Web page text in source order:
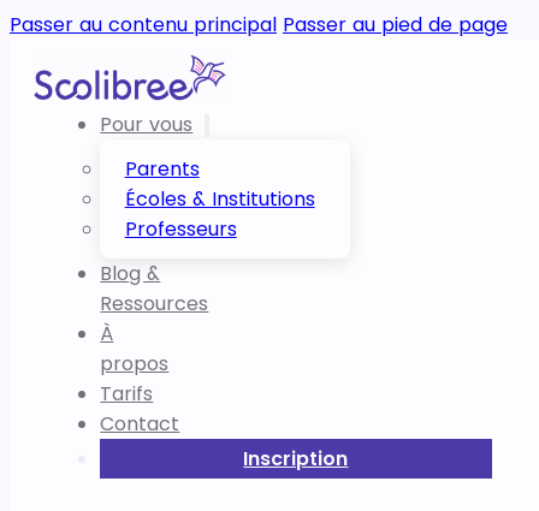
Passer au contenu principal Passer au pied de page
Pour vous
Parents
Écoles & Institutions
Professeurs
Blog &
Ressources
À
propos
Tarifs
Contact
Inscription